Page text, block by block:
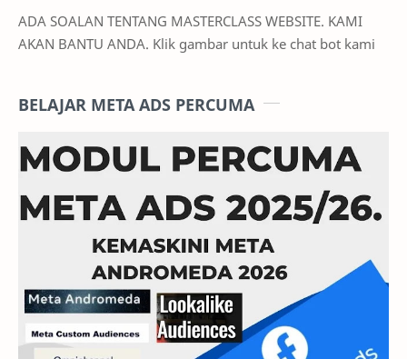
ADA SOALAN TENTANG MASTERCLASS WEBSITE. KAMI
AKAN BANTU ANDA. Klik gambar untuk ke chat bot kami
BELAJAR META ADS PERCUMA